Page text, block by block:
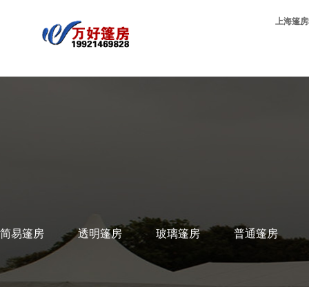
上海篷
简易篷房 透明篷房 玻璃篷房 普通篷房